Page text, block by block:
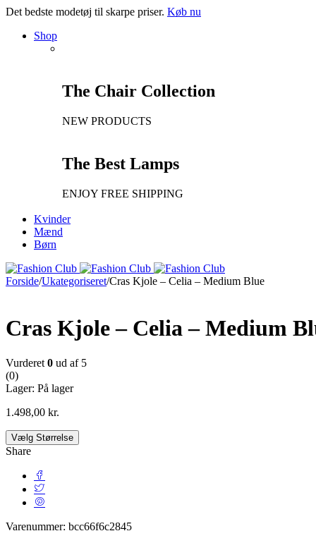
Det bedste modetøj til skarpe priser. Køb nu
Shop
The Chair Collection
NEW PRODUCTS
The Best Lamps
ENJOY FREE SHIPPING
Kvinder
Mænd
Børn
Forside/Ukategoriseret/Cras Kjole – Celia – Medium Blue
Cras Kjole – Celia – Medium
Vurderet 0 ud af 5
(0)
Lager: På lager
1.498,00 kr.
Vælg Størrelse
Share
Varenummer: bcc66f6c2845